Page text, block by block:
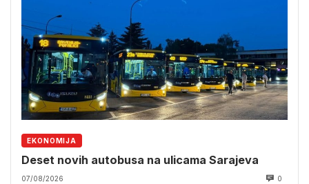
EKONOMIJA
Deset novih autobusa na ulicama Sarajeva
07/08/2026 0